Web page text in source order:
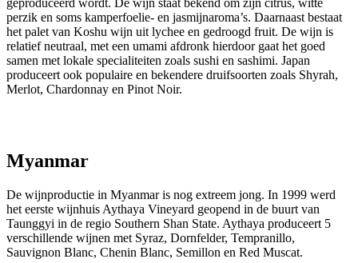
geproduceerd wordt. De wijn staat bekend om zijn citrus, witte
perzik en soms kamperfoelie- en jasmijnaroma’s. Daarnaast bestaat
het palet van Koshu wijn uit lychee en gedroogd fruit. De wijn is
relatief neutraal, met een umami afdronk hierdoor gaat het goed
samen met lokale specialiteiten zoals sushi en sashimi. Japan
produceert ook populaire en bekendere druifsoorten zoals Shyrah,
Merlot, Chardonnay en Pinot Noir.
Myanmar
De wijnproductie in Myanmar is nog extreem jong. In 1999 werd
het eerste wijnhuis Aythaya Vineyard geopend in de buurt van
Taunggyi in de regio Southern Shan State. Aythaya produceert 5
verschillende wijnen met Syraz, Dornfelder, Tempranillo,
Sauvignon Blanc, Chenin Blanc, Semillon en Red Muscat.